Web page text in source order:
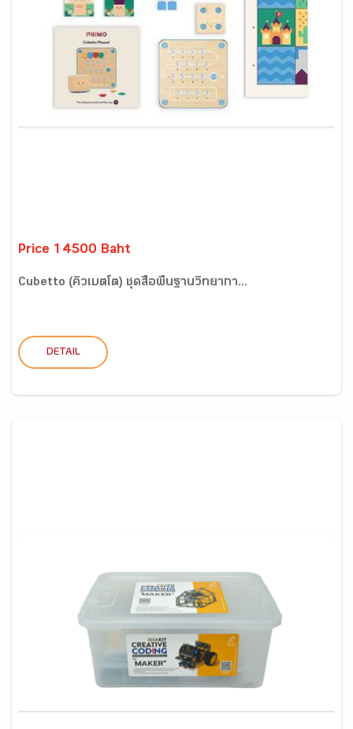
Price 14500 Baht
Cubetto (คิวเบตโต) ชุดสื่อพื้นฐานวิทยากา...
DETAIL